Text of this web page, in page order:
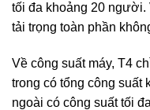
tối đa khoảng 20
tải trọng toàn phần
Về công suất máy, T4
trong có tổng công suất
ngoài có công suất tối